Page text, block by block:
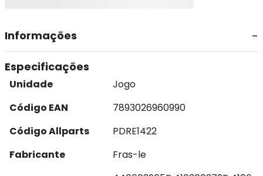
Informações
Especificações
Unidade
Jogo
Código EAN
7893026960990
Código Allparts
PDRE1422
Fabricante
Fras-le